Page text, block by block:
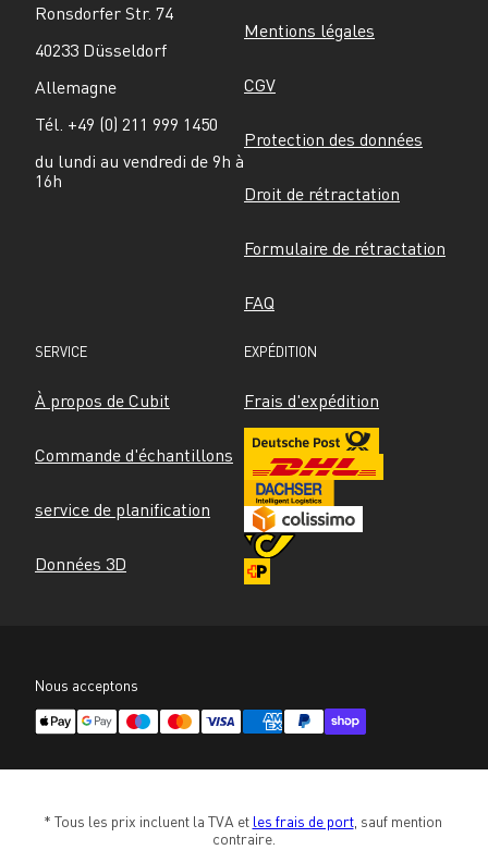
Ronsdorfer Str. 74
40233 Düsseldorf
Allemagne
Tél. +49 (0) 211 999 1450
du lundi au vendredi de 9h à
16h
Mentions légales
CGV
Protection des données
Droit de rétractation
Formulaire de rétractation
FAQ
SERVICE
À propos de Cubit
Commande d'échantillons
service de planification
Données 3D
EXPÉDITION
Frais d'expédition
Nous acceptons
* Tous les prix incluent la TVA et les frais de port, sauf mention
contraire.